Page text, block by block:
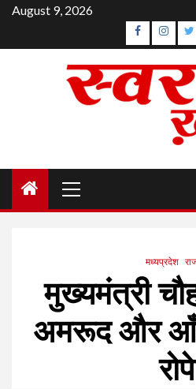
Skip
content
August 9, 2026
Facebook
Menu
मध्यप्रदेश
मुख्यमंत्री
अमरूद और
रोपे